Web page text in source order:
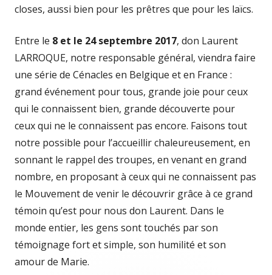
closes, aussi bien pour les prêtres que pour les laïcs.
Entre le 8 et le 24 septembre 2017, don Laurent
LARROQUE, notre responsable général, viendra faire
une série de Cénacles en Belgique et en France :
grand événement pour tous, grande joie pour ceux
qui le connaissent bien, grande découverte pour
ceux qui ne le connaissent pas encore. Faisons tout
notre possible pour l’accueillir chaleureusement, en
sonnant le rappel des troupes, en venant en grand
nombre, en proposant à ceux qui ne connaissent pas
le Mouvement de venir le découvrir grâce à ce grand
témoin qu’est pour nous don Laurent. Dans le
monde entier, les gens sont touchés par son
témoignage fort et simple, son humilité et son
amour de Marie.